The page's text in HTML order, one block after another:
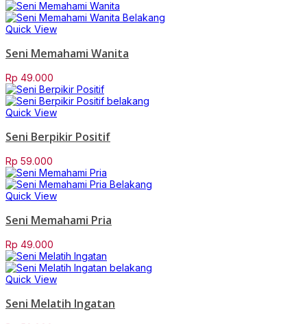
Quick View
Seni Memahami Wanita
Rp 49.000
Quick View
Seni Berpikir Positif
Rp 59.000
Quick View
Seni Memahami Pria
Rp 49.000
Quick View
Seni Melatih Ingatan